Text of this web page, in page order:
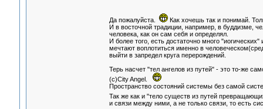
Да пожалуйста.
Как хочешь так и понимай.
И в восточной традиции, например, в буддизме,
человека, как он сам себя и определял.
И более того, есть достаточно много
мечтают воплотиться именно в
выйти в запредел круга перерождений.
Терь насчет "тел ангелов из путей" - это то-же
(с)City Angel.
Пространство состояний системы без самой
Так же как и "тело существ из путей
и связи между ними, а не только связи, то есть